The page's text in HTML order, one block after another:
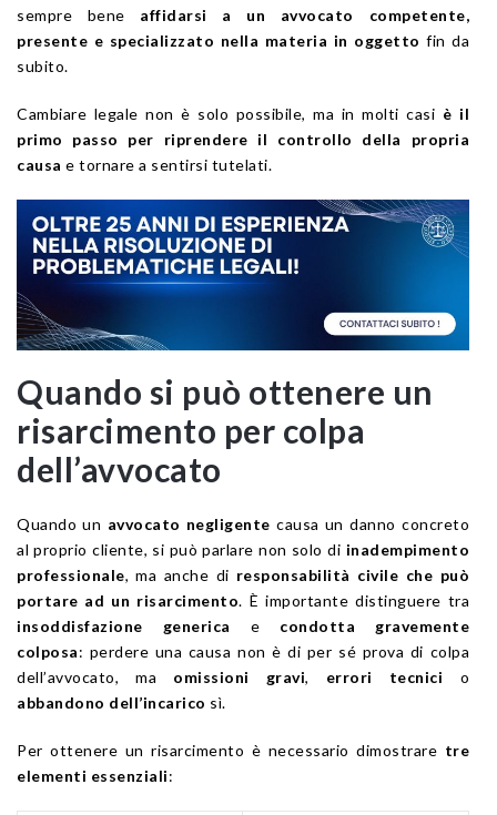
sempre bene affidarsi a un avvocato competente,
presente e specializzato nella materia in oggetto fin da
subito.
Cambiare legale non è solo possibile, ma in molti casi è il
primo passo per riprendere il controllo della propria
causa e tornare a sentirsi tutelati.
Quando si può ottenere un
risarcimento per colpa
dell’avvocato
Quando un avvocato negligente causa un danno concreto
al proprio cliente, si può parlare non solo di inadempimento
professionale, ma anche di responsabilità civile che può
portare ad un risarcimento. È importante distinguere tra
insoddisfazione generica e condotta gravemente
colposa: perdere una causa non è di per sé prova di colpa
dell’avvocato, ma omissioni gravi, errori tecnici o
abbandono dell’incarico sì.
Per ottenere un risarcimento è necessario dimostrare tre
elementi essenziali: